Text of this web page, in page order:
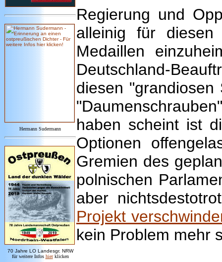
Hermann Sudermann
70 Jahre LO Landesgr. NRW
für weitere Infos hier klicken
Regierung und
alleinig für
Medaillen
Deutschland-
diesen
haben scheint ist
Optionen
Gremien des
polnischen
aber
Projekt
kein Problem mehr